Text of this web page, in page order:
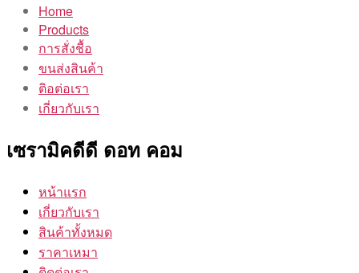
Home
Products
การสั่งชื้อ
ขนส่งสินค้า
ติอต่อเรา
เกี่ยวกับเรา
เซรามิคดีดี ดอท คอม
หน้าแรก
เกี่ยวกับเรา
สินค้าทั้งหมด
ราคาเหมา